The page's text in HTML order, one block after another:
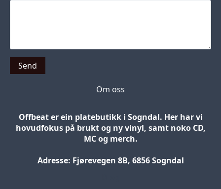
Send
Om oss
Offbeat er ein platebutikk i Sogndal. Her har vi
hovudfokus på brukt og ny vinyl, samt noko CD,
MC og merch.
Adresse: Fjørevegen 8B, 6856 Sogndal